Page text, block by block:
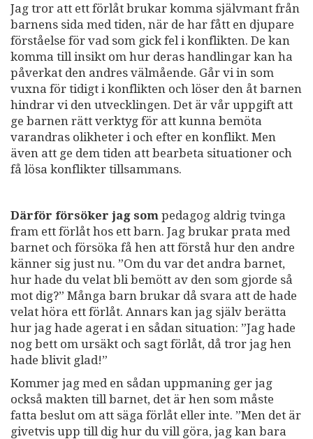
Jag tror att ett förlåt brukar komma självmant från
barnens sida med tiden, när de har fått en djupare
förståelse för vad som gick fel i konflikten. De kan
komma till insikt om hur deras handlingar kan ha
påverkat den andres välmående. Går vi in som
vuxna för tidigt i konflikten och löser den åt barnen
hindrar vi den utvecklingen. Det är vår uppgift att
ge barnen rätt verktyg för att kunna bemöta
varandras olikheter i och efter en konflikt. Men
även att ge dem tiden att bearbeta situationer och
få lösa konflikter tillsammans.
Därför försöker jag som pedagog aldrig tvinga
fram ett förlåt hos ett barn. Jag brukar prata med
barnet och försöka få hen att förstå hur den andre
känner sig just nu. ”Om du var det andra barnet,
hur hade du velat bli bemött av den som gjorde så
mot dig?” Många barn brukar då svara att de hade
velat höra ett förlåt. Annars kan jag själv berätta
hur jag hade agerat i en sådan situation: ”Jag hade
nog bett om ursäkt och sagt förlåt, då tror jag hen
hade blivit glad!”
Kommer jag med en sådan uppmaning ger jag
också makten till barnet, det är hen som måste
fatta beslut om att säga förlåt eller inte. ”Men det är
givetvis upp till dig hur du vill göra, jag kan bara